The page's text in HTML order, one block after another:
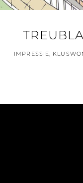
IMPRESSIE,